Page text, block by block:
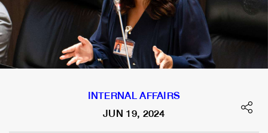
INTERNAL AFFAIRS
JUN 19, 2024